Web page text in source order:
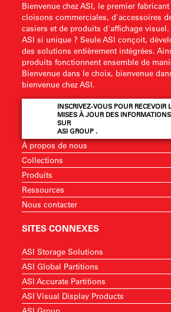
Bienvenue chez ASI, le premier
cloisons commerciales, d'accessoires
casiers et de produits d'affichage
ASI si unique ? Seule ASI conçoit,
des solutions entièrement intégrées.
produits fonctionnent ensemble de
Bienvenue dans le choix, bienvenue
bienvenue chez ASI.
INSCRIVEZ-VOUS POUR RECEVOIR
MISES À JOUR DES INFORMATIONS
SUR
ASI GROUP .
À propos de nous
Collections
Produits
Ressources
Nous contacter
SITES CONNEXES
ASI Storage Solutions
ASI Global Partitions
ASI Accurate Partitions
ASI Visual Display Products